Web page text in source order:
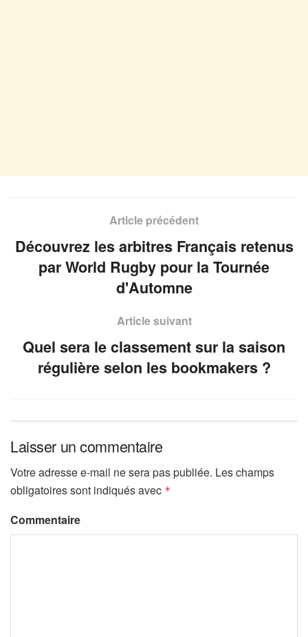
Article précédent
Découvrez les arbitres Français retenus
par World Rugby pour la Tournée
d'Automne
Article suivant
Quel sera le classement sur la saison
régulière selon les bookmakers ?
Laisser un commentaire
Votre adresse e-mail ne sera pas publiée. Les champs
obligatoires sont indiqués avec *
Commentaire